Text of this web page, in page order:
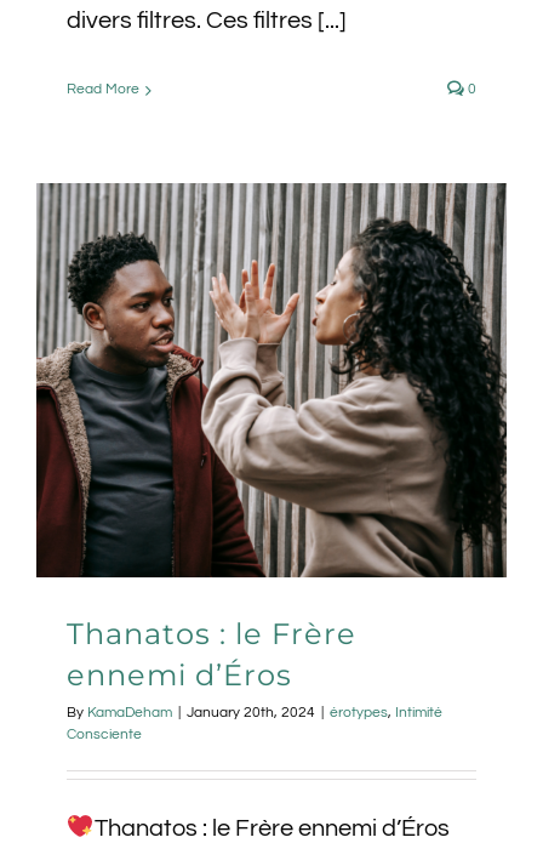
divers filtres. Ces filtres [...]
Read More 0
Thanatos : le Frère
ennemi d’Éros
By KamaDeham January 20th, 2024 érotypes, Intimité
Consciente
Thanatos : le Frère ennemi d’Éros